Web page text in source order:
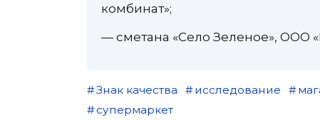
комбинат»;
— сметана «Село Зеленое», ООО
Знак качества исследование
супермаркет